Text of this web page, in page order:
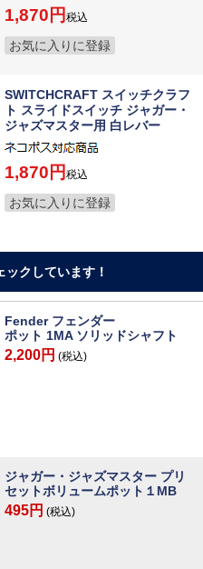
1,870 税込
お気に入りに登録
SWITCHCRAFT スイッチクラフ
ト スライドスイッチ ジャガー・
ジャズマスター用 白レバー
1,870 税込
お気に入りに登録
クしています！
Fender フェンダー
ポット 1MA ソリッドシャフト
2,200円 (税込)
ジャガー・ジャズマスター プリ
セットボリュームポット１MB
495円 (税込)